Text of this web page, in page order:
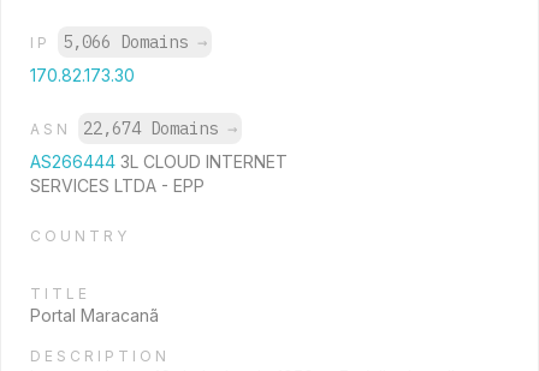
IP 5,066 Domains →
170.82.173.30
ASN 22,674 Domains →
AS266444 3L CLOUD INTERNET
SERVICES LTDA - EPP
COUNTRY
TITLE
Portal Maracanã
DESCRIPTION